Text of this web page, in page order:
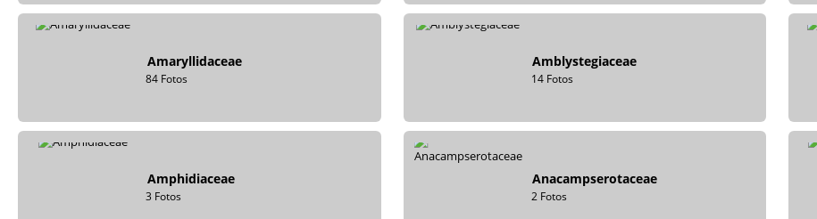
Amaryllidaceae
84 Fotos
Amblystegiaceae
14 Fotos
Amphidiaceae
3 Fotos
Anacampserotaceae
2 Fotos